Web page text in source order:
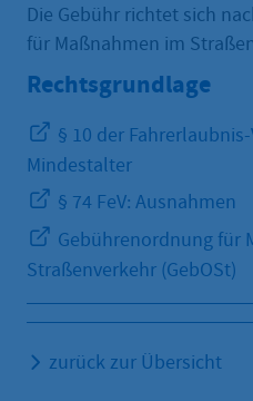
Die Gebühr richtet sich
für Maßnahmen im
Rechtsgrundlage
§ 10 der
Mindestalter
§ 74 FeV: Ausnahmen
Gebührenordnung für
Straßenverkehr (GebOSt)
zurück zur Übersicht